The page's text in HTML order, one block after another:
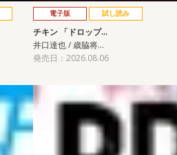
電子版 試し読み
チキン 「ドロップ…
井口達也 / 歳脇将…
発売日：2026.08.06